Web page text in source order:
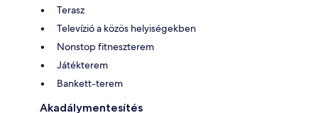
Terasz
Televízió a közös helyiségekben
Nonstop fitneszterem
Játékterem
Bankett-terem
Akadálymentesítés